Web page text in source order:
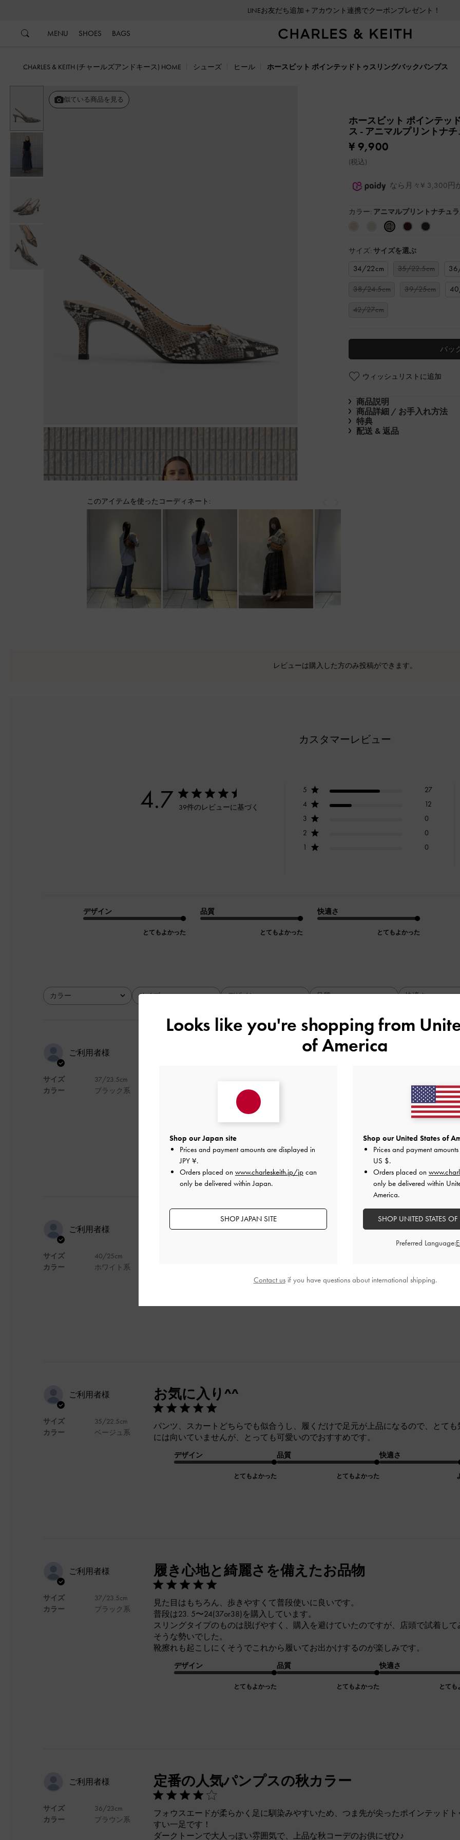
LINEお友だち追加＋アカウント連携でクーポンプレゼント！
MENU SHOES BAGS
CHARLES & KEITH (チャールズアンドキース) HOME シューズ ヒール ホースビット ポインテッドトゥスリングバックパンプス
似ている商品を見る
ホースビット ポインテッ
ス - アニマルプリントナ
¥ 9,900
(税込)
なら月々¥ 3,300円
カラー: アニマルプリントナチュ
サイズ: サイズを選ぶ
34/22cm 35/22.5cm
38/24.5cm
39/25cm
42/27cm
バッ
ウィッシュリストに追加
商品説明
商品詳細 / お手入れ方法
特典
配送 & 返品
このアイテムを使ったコーディネート:
レビューは購入した方のみ投稿ができます。
カスタマーレビュー
4.7 39件のレビューに基づく
5
27
4
12
3
0
2
0
1
0
デザイン
とてもよかった
品質
とてもよかった
快適さ
とてもよかった
カラー
全て サイズ デザイン 品質 快適さ
ご利用者様
サイズ
カラー
37/23.5cm
ブラック系
形もとても綺麗で、お勧め！
とてもよかった とても
ご利用者様
サイズ
カラー
40/25cm
ホワイト系
モチベ爆上げパンプス
品質 快適さ
ご利用者様
サイズ
カラー
35/22.5cm
ベージュ系
お気に入り^^
パンツ、スカートどちらでも似合うし、履くだけで足元が上品になるので、とて
には向いていませんが、とっても可愛いのでおすすめです。
デザイン
とてもよかった
品質
とてもよかった
快適さ
ご利用者様
サイズ
カラー
37/23.5cm
ブラック系
履き心地と綺麗さを備えたお品物
見た目はもちろん、歩きやすくて普段使いに良いです。
普段は23. 5〜24(37or38)を購入しています。
スリングタイプのものは脱げやすく、購入を避けていたのですが、店頭で試着し
そうな勢いでした。
靴擦れも起こしにくそうでこれから履いてお出かけするのが楽しみです。
デザイン
とてもよかった
品質
とてもよかった
快適さ
とても
ご利用者様
サイズ
カラー
36/23cm
ブラウン系
定番の人気パンプスの秋カラー
フォウスエードが柔らかく足に馴染みやすいため、つま先が尖ったポインテッド
すい一足です！
ダークトーンで大人っぽい雰囲気で、上品な秋コーデのお供にぜひ♪
Looks like you're shopping from
of America
Shop our Japan site
Prices and payment amounts are displayed in
JPY ¥.
Orders placed on www.charleskeith.jp/jp can
only be delivered within Japan.
SHOP JAPAN SITE
Shop our United States of
Prices and payment
US $.
Orders placed on
only be delivered within
America.
SHOP UNITED STATES
Preferred Language:
Contact usif you have questions about international shipping.